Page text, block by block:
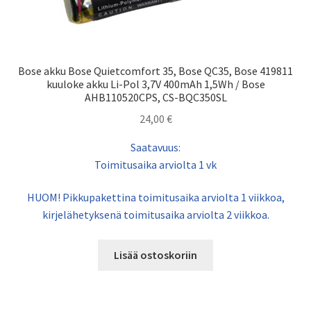
Bose akku Bose Quietcomfort 35, Bose QC35, Bose 419811
kuuloke akku Li-Pol 3,7V 400mAh 1,5Wh / Bose
AHB110520CPS, CS-BQC350SL
24,00 €
Saatavuus:
Toimitusaika arviolta 1 vk
HUOM! Pikkupakettina toimitusaika arviolta 1 viikkoa,
kirjelähetyksenä toimitusaika arviolta 2 viikkoa.
Lisää ostoskoriin